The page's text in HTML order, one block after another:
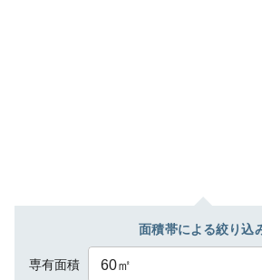
面積帯による絞り込
専有面積 60㎡